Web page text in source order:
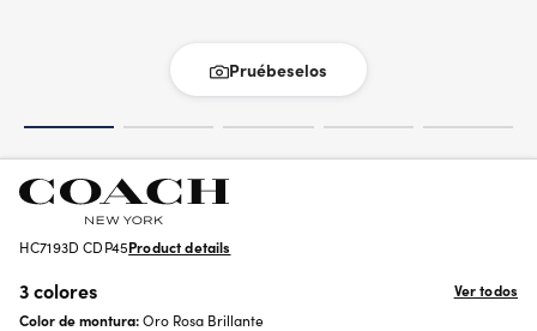
Pruébeselos
HC7193D CDP45Product details
3 colores
Ver todos
Color de montura:Oro Rosa Brillante